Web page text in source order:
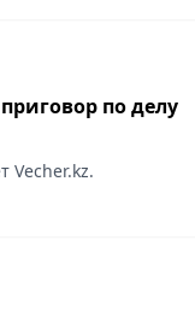
по делу
Vecher.kz.